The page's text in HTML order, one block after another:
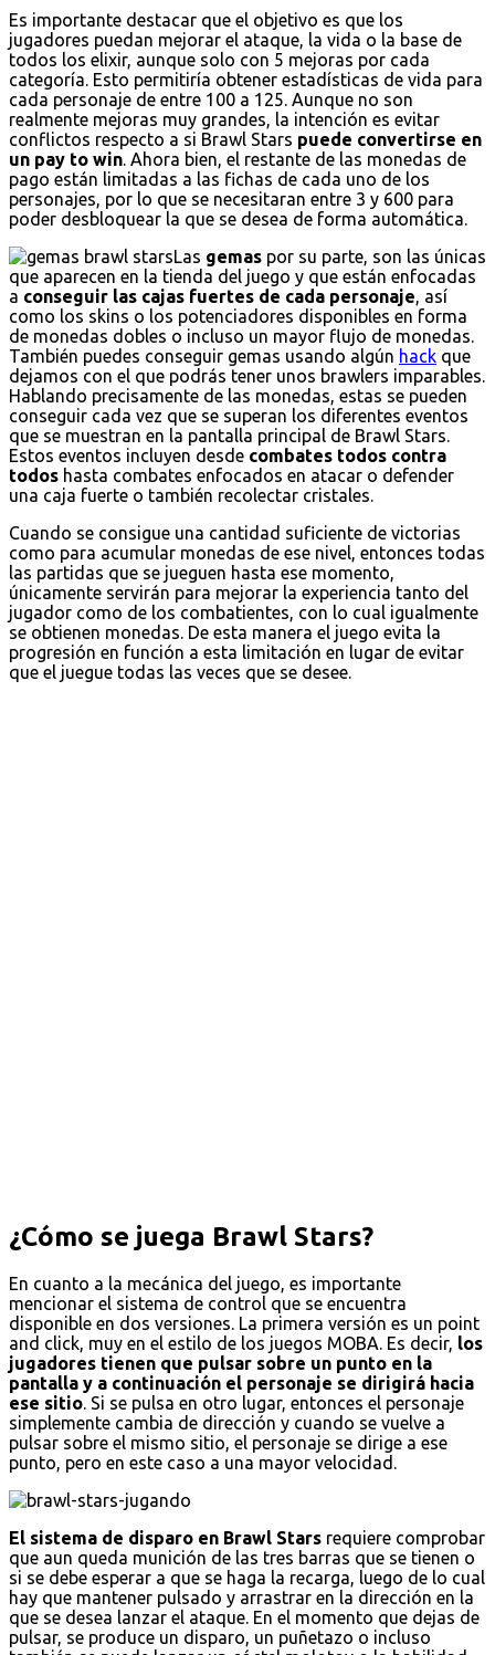
Es importante destacar que el objetivo es que los
jugadores puedan mejorar el ataque, la vida o la base de
todos los elixir, aunque solo con 5 mejoras por cada
categoría. Esto permitiría obtener estadísticas de vida para
cada personaje de entre 100 a 125. Aunque no son
realmente mejoras muy grandes, la intención es evitar
conflictos respecto a si Brawl Stars puede convertirse en
un pay to win . Ahora bien, el restante de las monedas de
pago están limitadas a las fichas de cada uno de los
personajes, por lo que se necesitaran entre 3 y 600 para
poder desbloquear la que se desea de forma automática.
Las gemas por su parte, son las únicas
que aparecen en la tienda del juego y que están enfocadas
a conseguir las cajas fuertes de cada personaje , así
como los skins o los potenciadores disponibles en forma
de monedas dobles o incluso un mayor flujo de monedas.
También puedes conseguir gemas usando algún hack que
dejamos con el que podrás tener unos brawlers imparables.
Hablando precisamente de las monedas, estas se pueden
conseguir cada vez que se superan los diferentes eventos
que se muestran en la pantalla principal de Brawl Stars.
Estos eventos incluyen desde combates todos contra
todos hasta combates enfocados en atacar o defender
una caja fuerte o también recolectar cristales.
Cuando se consigue una cantidad suficiente de victorias
como para acumular monedas de ese nivel, entonces todas
las partidas que se jueguen hasta ese momento,
únicamente servirán para mejorar la experiencia tanto del
jugador como de los combatientes, con lo cual igualmente
se obtienen monedas. De esta manera el juego evita la
progresión en función a esta limitación en lugar de evitar
que el juegue todas las veces que se desee.
¿Cómo se juega Brawl Stars?
En cuanto a la mecánica del juego, es importante
mencionar el sistema de control que se encuentra
disponible en dos versiones. La primera versión es un point
and click, muy en el estilo de los juegos MOBA. Es decir, los
jugadores tienen que pulsar sobre un punto en la
pantalla y a continuación el personaje se dirigirá hacia
ese sitio. Si se pulsa en otro lugar, entonces el personaje
simplemente cambia de dirección y cuando se vuelve a
pulsar sobre el mismo sitio, el personaje se dirige a ese
punto, pero en este caso a una mayor velocidad.
El sistema de disparo en Brawl Stars requiere comprobar
que aun queda munición de las tres barras que se tienen o
si se debe esperar a que se haga la recarga, luego de lo cual
hay que mantener pulsado y arrastrar en la dirección en la
que se desea lanzar el ataque. En el momento que dejas de
pulsar, se produce un disparo, un puñetazo o incluso